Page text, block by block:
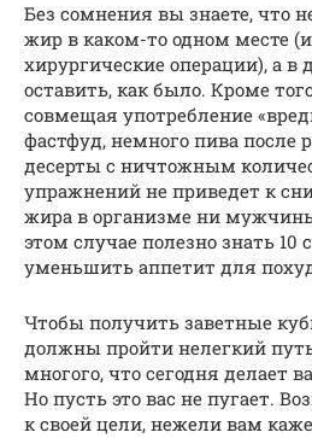
Без сомнения вы знаете, что
жир в каком-то одном месте
хирургические операции), а в
оставить, как было. Кроме
совмещая употребление
фастфуд, немного пива после
десерты с ничтожным
упражнений не приведет к
жира в организме ни
этом случае полезно знать 10
уменьшить аппетит для
Чтобы получить заветные
должны пройти нелегкий
многого, что сегодня делает
Но пусть это вас не пугает.
к своей цели, нежели вам